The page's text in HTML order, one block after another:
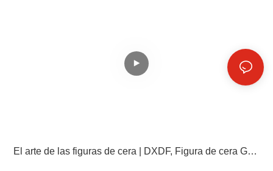
El arte de las figuras de cera | DXDF, Figura de cera Grand Orient